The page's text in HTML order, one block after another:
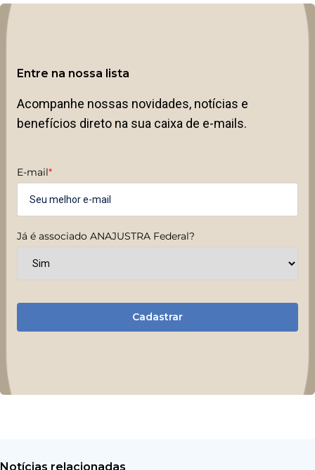
Entre na nossa lista
Acompanhe nossas novidades, notícias e
benefícios direto na sua caixa de e-mails.
E-mail*
Já é associado ANAJUSTRA Federal?
Cadastrar
Notícias relacionadas